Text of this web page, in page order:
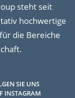
steht seit
hochwertige
die Bereiche
SIE UNS
INSTAGRAM